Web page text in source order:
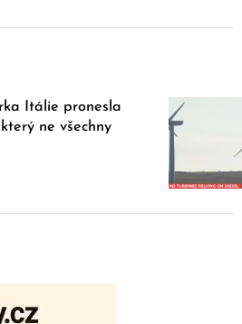
Itálie pronesla
ne všechny